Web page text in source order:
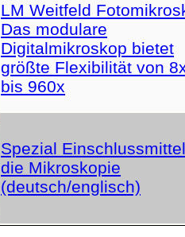
LM Weitfeld
Das modulare
Digitalmikroskop bietet
größte Flexibilität von
bis 960x
Spezial
die Mikroskopie
(deutsch/englisch)